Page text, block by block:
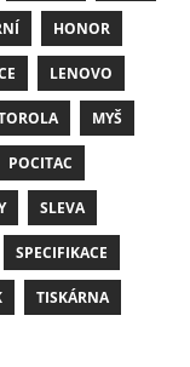
HONOR
LENOVO
MYŠ
POCITAC
SLEVA
SPECIFIKACE
TISKÁRNA